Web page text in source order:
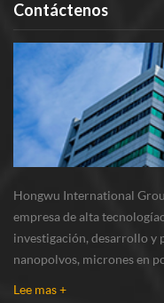
Contáctenos
Hongwu International
empresa de alta
investigación, desarrollo y
nanopolvos, micrones en
Lee mas +